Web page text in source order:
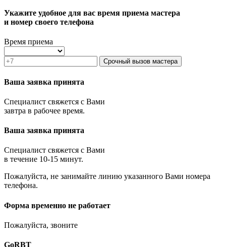
Жуковский
Зарайск
Зеленоград
Ивантеевка
Истра
Кашира
Клин
Королёв
Котельники
Красногорск
Краснознаменск
Кубинка
Ликино-Дулёво
Лобня
Луховицы
Люберцы
Малаховка
Можайск
Укажите удобное для вас время приема мастера
и номер своего телефона
Время приема
Срочный вызов мастера
Ваша заявка принята
Специалист свяжется с Вами
завтра в рабочее время.
Ваша заявка принята
Специалист свяжется с Вами
в течение 10-15 минут.
Пожалуйста, не занимайте линию указанного Вами номера
телефона.
Форма временно не работает
Пожалуйста, звоните
GoRBT